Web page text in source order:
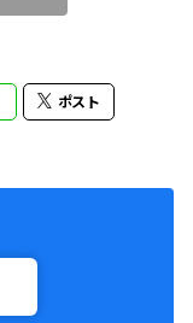
ポスト